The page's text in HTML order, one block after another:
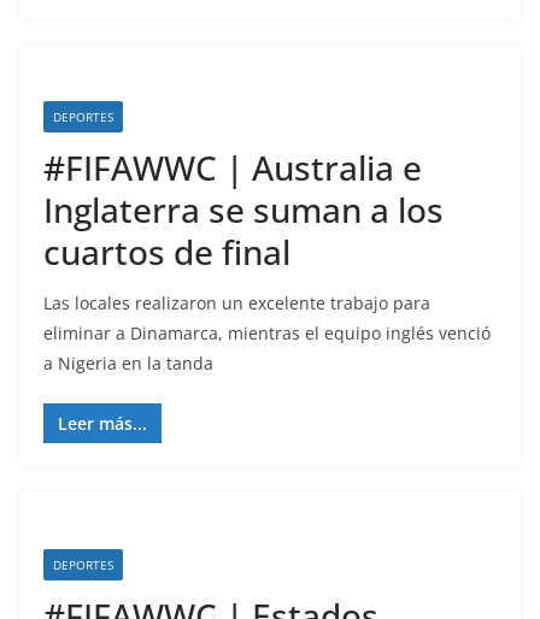
DEPORTES
#FIFAWWC | Australia e
Inglaterra se suman a los
cuartos de final
Las locales realizaron un excelente trabajo para
eliminar a Dinamarca, mientras el equipo inglés venció
a Nigeria en la tanda
Leer más...
DEPORTES